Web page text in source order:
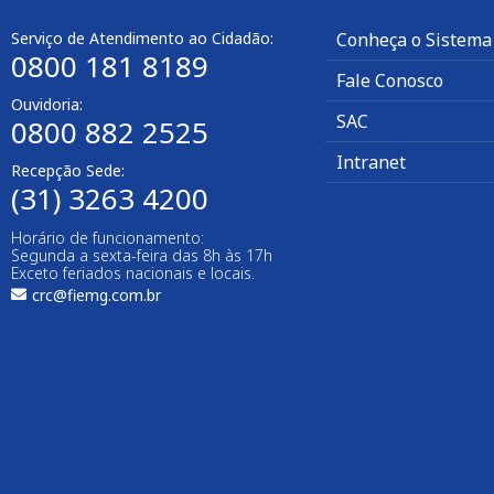
Serviço de Atendimento ao Cidadão:
0800 181 8189
Ouvidoria:
0800 882 2525​
Recepção Sede:
(31) 3263 4200
Horário de funcionamento:
Segunda a sexta-feira das 8h às 17h
Exceto feriados nacionais e locais.
crc@fiemg.com.br
Conheça o Sistema
Fale Conosco
SAC
Intranet